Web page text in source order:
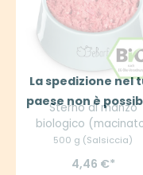
La spedizione nel
paese non è
Sterno di manzo
biologico
500 g (Salsiccia)
4,46 €